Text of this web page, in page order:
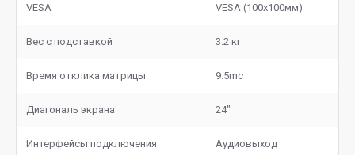
VESA VESA (100х100мм)
Вес с подставкой 3.2 кг
Время отклика матрицы 9.5mc
Диагональ экрана 24"
Интерфейсы подключения Аудиовыход